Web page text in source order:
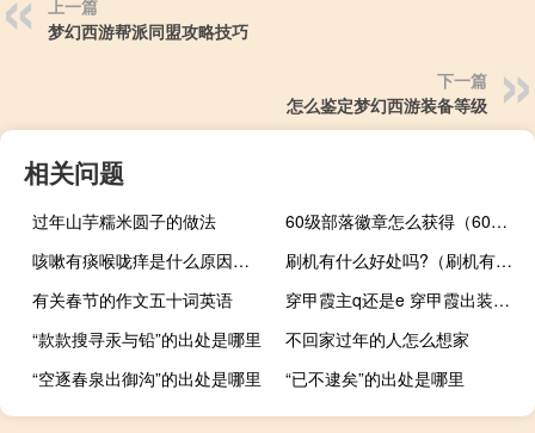
上一篇
梦幻西游帮派同盟攻略技巧
下一篇
怎么鉴定梦幻西游装备等级
相关问题
过年山芋糯米圆子的做法
60级部落徽章怎么获得（60级部落徽章哪里买）
咳嗽有痰喉咙痒是什么原因（喉咙痒咳嗽痰是白色是寒咳吗）
刷机有什么好处吗?（刷机有什么好处）
有关春节的作文五十词英语
穿甲霞主q还是e 穿甲霞出装顺序和符文什么梗
“款款搜寻汞与铅”的出处是哪里
不回家过年的人怎么想家
“空逐春泉出御沟”的出处是哪里
“已不逮矣”的出处是哪里